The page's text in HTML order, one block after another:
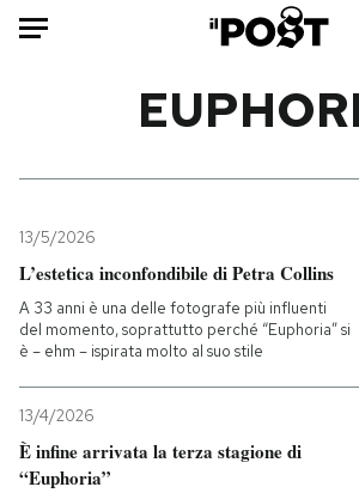
Mondo
Politica
Tecnologia
Internet
Cultura
Economia
Sport
Storie/
Ok
13/5/2026
L’estetica inconfondibile di Petra Collins
A 33 anni è una delle fotografe più influenti
del momento, soprattutto perché “Euphoria” si
è – ehm – ispirata molto al suo stile
13/4/2026
È infine arrivata la terza stagione di
“Euphoria”